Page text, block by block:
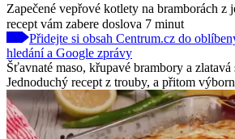
Zapečené vepřové kotlety na bramborách z
recept vám zabere doslova 7 minut
Přidejte si obsah Centrum.cz do
hledání a Google zprávy
Šťavnaté maso, křupavé brambory a zlatavá
Jednoduchý recept z trouby, a přitom